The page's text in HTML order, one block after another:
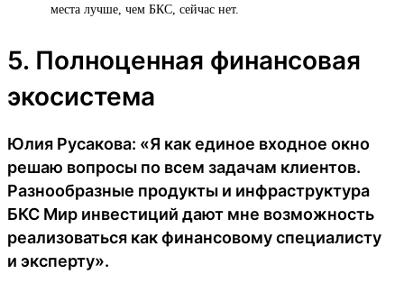
места лучше, чем БКС, сейчас нет.
5. Полноценная финансовая
экосистема
Юлия Русакова: «Я как единое входное окно
решаю вопросы по всем задачам клиентов.
Разнообразные продукты и инфраструктура
БКС Мир инвестиций дают мне возможность
реализоваться как финансовому специалисту
и эксперту».